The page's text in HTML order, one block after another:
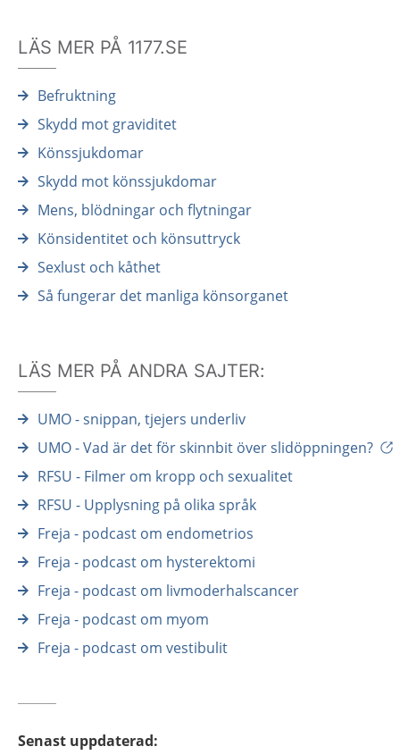
LÄS MER PÅ 1177.SE
Befruktning
Skydd mot graviditet
Könssjukdomar
Skydd mot könssjukdomar
Mens, blödningar och flytningar
Könsidentitet och könsuttryck
Sexlust och kåthet
Så fungerar det manliga könsorganet
LÄS MER PÅ ANDRA SAJTER:
UMO - snippan, tjejers underliv
UMO - Vad är det för skinnbit över slidöppningen?
RFSU - Filmer om kropp och sexualitet
RFSU - Upplysning på olika språk
Freja - podcast om endometrios
Freja - podcast om hysterektomi
Freja - podcast om livmoderhalscancer
Freja - podcast om myom
Freja - podcast om vestibulit
Senast uppdaterad: